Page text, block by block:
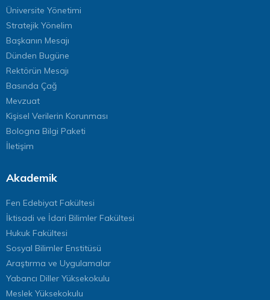
Üniversite Yönetimi
Stratejik Yönelim
Başkanın Mesajı
Dünden Bugüne
Rektörün Mesajı
Basında Çağ
Mevzuat
Kişisel Verilerin Korunması
Bologna Bilgi Paketi
İletişim
Akademik
Fen Edebiyat Fakültesi
İktisadi ve İdari Bilimler Fakültesi
Hukuk Fakültesi
Sosyal Bilimler Enstitüsü
Araştırma ve Uygulamalar
Yabancı Diller Yüksekokulu
Meslek Yüksekokulu